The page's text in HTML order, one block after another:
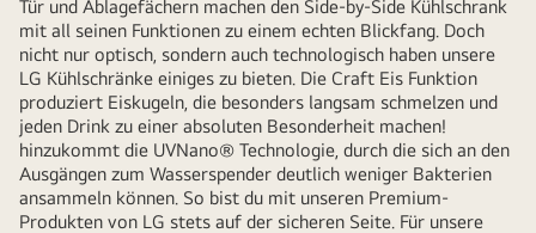
Tür und Ablagefächern machen den Side-by-Side Kühlschrank
mit all seinen Funktionen zu einem echten Blickfang. Doch
nicht nur optisch, sondern auch technologisch haben unsere
LG Kühlschränke einiges zu bieten. Die Craft Eis Funktion
produziert Eiskugeln, die besonders langsam schmelzen und
jeden Drink zu einer absoluten Besonderheit machen!
hinzukommt die UVNano® Technologie, durch die sich an den
Ausgängen zum Wasserspender deutlich weniger Bakterien
ansammeln können. So bist du mit unseren Premium-
Produkten von LG stets auf der sicheren Seite. Für unsere